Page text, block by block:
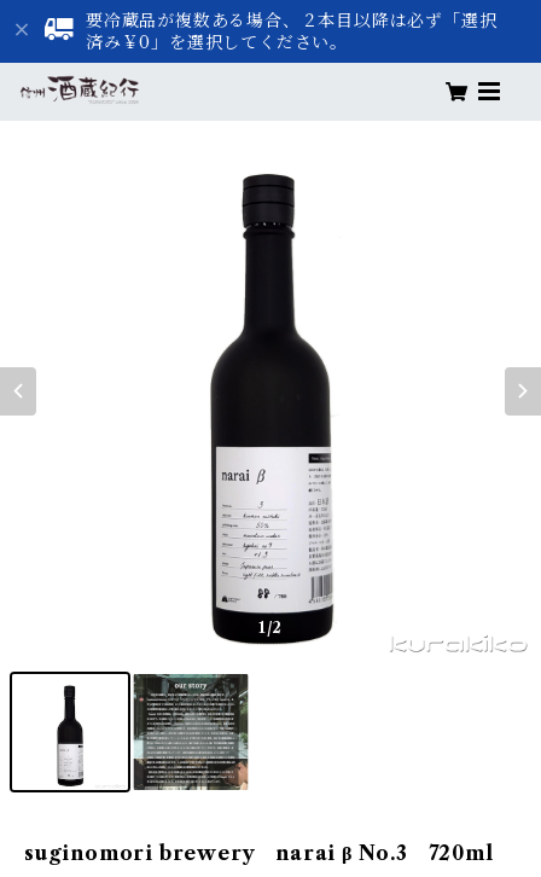
要冷蔵品が複数ある場合、２本目以降は必ず「選択
済み￥0」を選択してください。
1/2
suginomori brewery narai β No.3 720ml